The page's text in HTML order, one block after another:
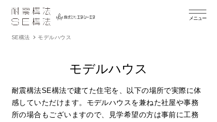
メニュー
SE構法 モデルハウス
モデルハウス
耐震構法SE構法で建てた住宅を、以下の場所で実際に体
感していただけます。 モデルハウスを兼ねた社屋や事務
所の場合もございますので、見学希望の方は事前に工務